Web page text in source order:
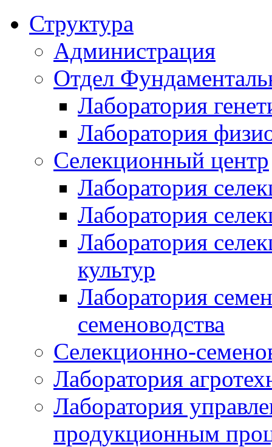
Структура
Администрация
Отдел
Лаборатория
Лаборатория
Селекционный центр
Лаборатория
Лаборатория
Лаборатория
культур
Лаборатория
семеноводства
Селекционно-
Лаборатория
Лаборатория
продукционным